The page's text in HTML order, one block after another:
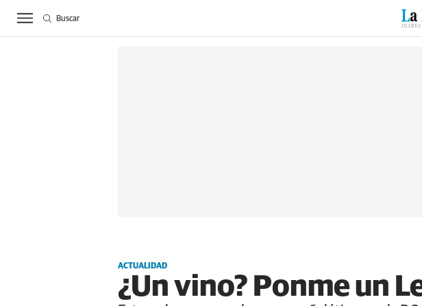
ACTUALIDAD BIERZO SUCESOS
Buscar
ACTUALIDAD
¿Un vino? Ponme un